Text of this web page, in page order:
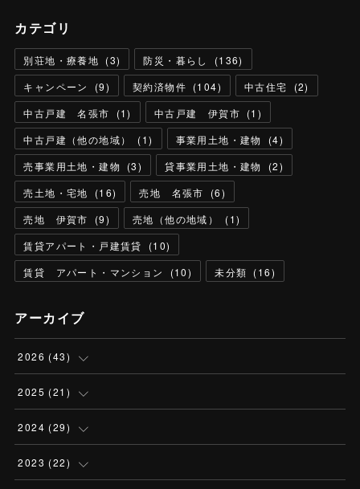
カテゴリ
別荘地・療養地 (3) 防災・暮らし (136)
キャンペーン
(9) 契約済物件 (104) 中古住宅 (2)
中古戸建 名張市
(1) 中古戸建 伊賀市 (1 )
中古戸建（他の地域）
(1) 事業用土地・建物 (4)
売事業用土地・建物
(3) 貸事業用土地・建物 (2)
売土地・宅地
(16) 売地 名張市 (6)
売地 伊賀市
(9) 売地（他の地域） (1)
賃貸アパート・戸建賃貸
(10)
賃貸 アパート・マンション
(10) 未分類 (16)
アーカイブ
2026 (43)
(4 )
(13
(13
2025 (21 )
(1)
(2)
2024 (29)
(3)
2023 (22)